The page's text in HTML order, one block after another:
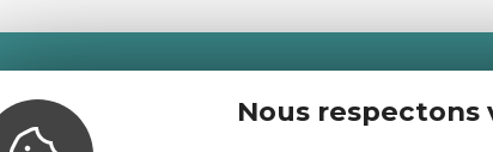
Nous respectons
Recevez l’actualité des